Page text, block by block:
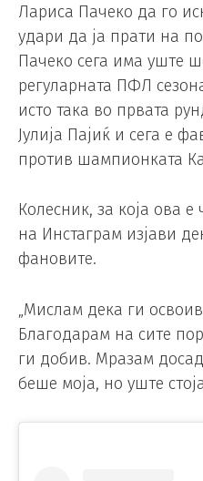
Лариса Пачеко да го
удари да ја прати на
Пачеко сега има уште
регуларната ПФЛ
исто така во првата
Јулија Пајиќ и сега е
против шампионката
Колесник, за која ова
на Инстаграм изјави
фановите.
„Мислам дека ги
Благодарам на сите
ги добив. Мразам
беше моја, но уште